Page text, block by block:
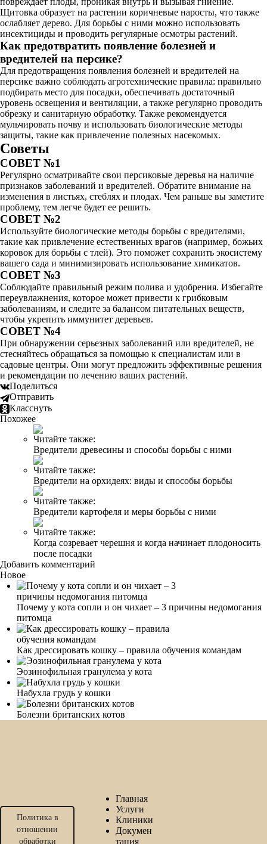
Щитовка образует на растении коричневые наросты, что также
ослабляет дерево. Для борьбы с ними можно использовать
инсектициды и проводить регулярные осмотры растений.
Как предотвратить появление болезней и
вредителей на персике?
Для предотвращения появления болезней и вредителей на
персике важно соблюдать агротехнические правила: правильно
подбирать место для посадки, обеспечивать достаточный
уровень освещения и вентиляции, а также регулярно проводить
обрезку и санитарную обработку. Также рекомендуется
мульчировать почву и использовать биологические методы
защиты, такие как привлечение полезных насекомых.
Советы
СОВЕТ №1
Регулярно осматривайте свои персиковые деревья на наличие
признаков заболеваний и вредителей. Обратите внимание на
изменения в листьях, стеблях и плодах. Чем раньше вы заметите
проблему, тем легче будет ее решить.
СОВЕТ №2
Используйте биологические методы борьбы с вредителями,
такие как привлечение естественных врагов (например, божьих
коровок для борьбы с тлей). Это поможет сохранить экосистему
вашего сада и минимизировать использование химикатов.
СОВЕТ №3
Соблюдайте правильный режим полива и удобрения. Избегайте
переувлажнения, которое может привести к грибковым
заболеваниям, и следите за балансом питательных веществ,
чтобы укрепить иммунитет деревьев.
СОВЕТ №4
При обнаружении серьезных заболеваний или вредителей, не
стесняйтесь обращаться за помощью к специалистам или в
садовые центры. Они могут предложить эффективные решения
и рекомендации по лечению ваших растений.
Поделиться
Отправить
Класснуть
Похожее
Читайте также:
Вредители древесины и способы борьбы с ними
Читайте также:
Вредители на орхидеях: виды и способы борьбы
Читайте также:
Вредители картофеля и меры борьбы с ними
Читайте также:
Когда созревает черешня и когда начинает плодоносить
после посадки
Добавить комментарий
Новое
Почему у кота сопли и он чихает – 3 причины недомогания
питомца
Как дрессировать кошку – правила обучения командам
Эозинофильная гранулема у кота
Набухла грудь у кошки
Болезни британских котов
Политика в
отношении
обработки
Главная
Услуги
Клиники
Докумен
тация